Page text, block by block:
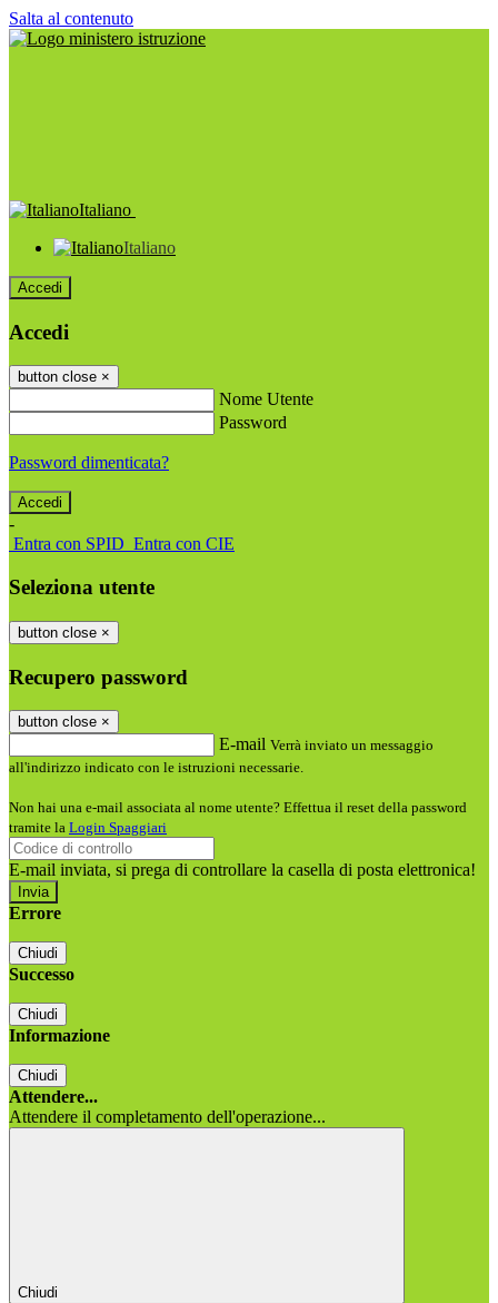
Salta al contenuto
Italiano
Italiano
Accedi
Accedi
button close ×
Nome Utente
Password
Password dimenticata?
-
Entra con SPID Entra con CIE
Seleziona utente
button close ×
Recupero password
button close ×
E-mail Verrà inviato un messaggio
all'indirizzo indicato con le istruzioni necessarie.
Non hai una e-mail associata al nome utente? Effettua il reset della password
tramite la Login Spaggiari
E-mail inviata, si prega di controllare la casella di posta elettronica!
Errore
Chiudi
Successo
Chiudi
Informazione
Chiudi
Attendere...
Attendere il completamento dell'operazione...
Chiudi